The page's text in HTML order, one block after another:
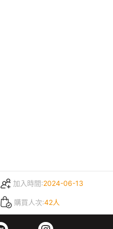
加入時間:2024-06-13
購買人次:42人